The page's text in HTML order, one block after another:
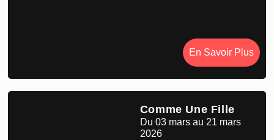
En Savoir Plus
Comme Une Fille
Du 03 mars au 21 mars
2026